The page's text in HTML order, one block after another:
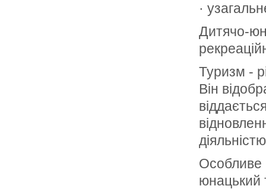
·
Дитячо-
Туризм -
Він
Особливе
юнацький